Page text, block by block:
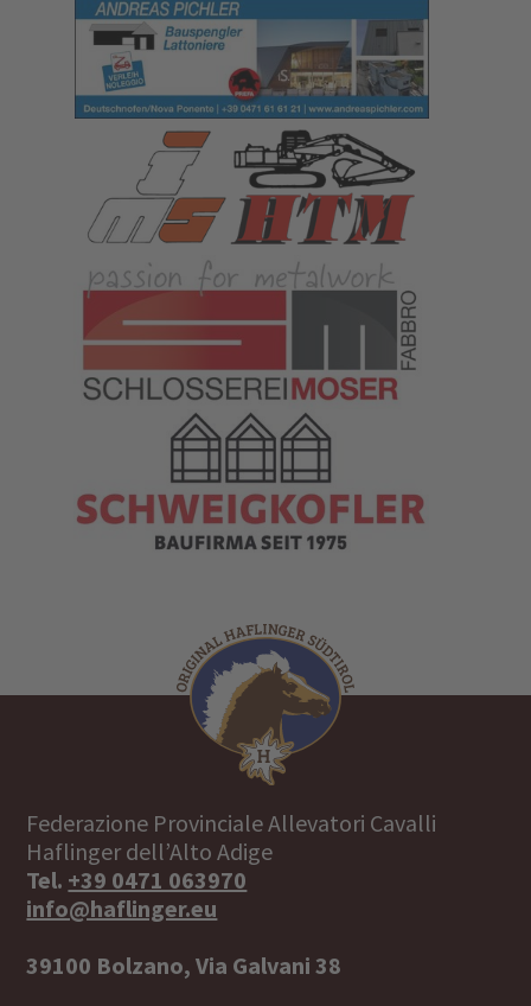
Federazione Provinciale Allevatori Cavalli
Haflinger dell’Alto Adige
Tel. +39 0471 063970
info@haflinger.eu
39100 Bolzano, Via Galvani 38